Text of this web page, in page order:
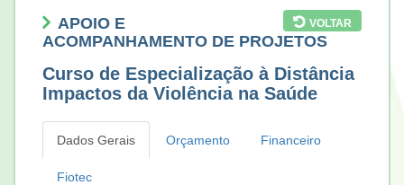
VOLTAR
APOIO E
ACOMPANHAMENTO DE PROJETOS
Curso de Especialização à Distância
Impactos da Violência na Saúde
Dados Gerais Orçamento Financeiro
Fiotec